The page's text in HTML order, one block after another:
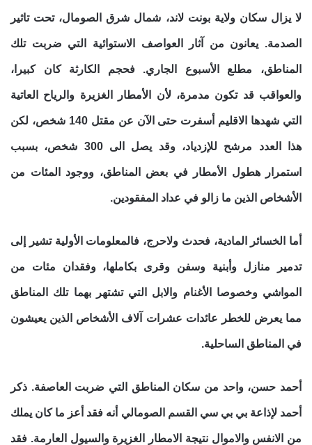
لا يزال سكان ولاية بونت لاند، شمال شرق الصومال، تحت تاثير
الصدمة. يعانون من آثار العواصف الاستوائية التي ضربت تلك
المناطق، مطلع الأسبوع الجاري. فحجم الكارثة كان كبيرا،
والعواقب قد تكون مدمرة، لأن الأمطار الغزيرة والرياح العاتية
التي شهدها الاقليم أسفرت حتى الآن عن مقتل 140 شخص، لكن
هذا العدد مرشح للإزدياد، وقد يصل الى 300 شخص، بسبب
استمرار هطول الأمطار في بعض المناطق، ووجود المئات من
الأشخاص الذين ما زالو في عداد المفقودين.
ما الخسائر المادية، فحدث ولاحرج، فالمعلومات الأولية تشير إلى
تدمير منازل وأبنية وسفن وقرى بكاملها، وفقدان مئات من
المواشي وخصوصا الأغنام والابل التي تشتهر بهما تلك المناطق
مما يعرض للخطر عائدات عشرات آلاف الأشخاص الذين يعيشون
في المناطق الساحلية.
أحمد حسن، واحد من سكان المناطق التي ضربت العاصفة. ذكر
أحمد لإذاعة بي بي سي القسم الصومالي أنه فقد أعز ما كان يملك
من الانفس والاموال نتيجة الامطار الغزيرة والسيول العارمة. فقد